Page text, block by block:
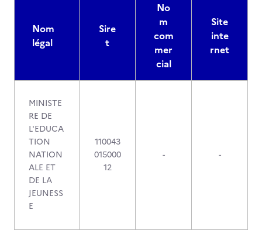
Nom
légal
Sire
t
No
m
com
mer
cial
Site
inte
rnet
MINISTE
RE DE
L'EDUCA
TION
NATION
ALE ET
DE LA
JEUNESS
E
110043
015000
12
- -